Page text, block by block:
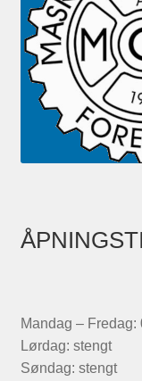
Mandag – Fredag:
Lørdag: stengt
Søndag: stengt